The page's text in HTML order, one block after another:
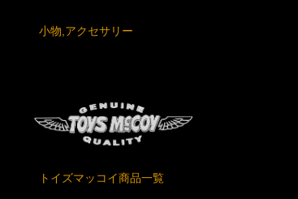
小物,アクセサリー
トイズマッコイ商品一覧